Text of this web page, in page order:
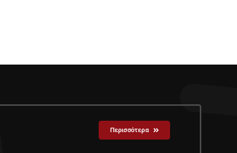
Περισσότερα